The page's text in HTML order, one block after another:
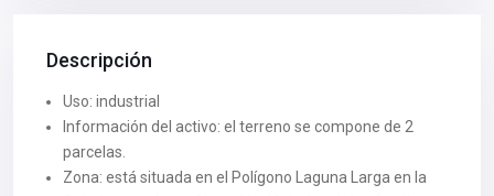
Descripción
Uso: industrial
Información del activo: el terreno se compone de 2
parcelas.
Zona: está situada en el Polígono Laguna Larga en la